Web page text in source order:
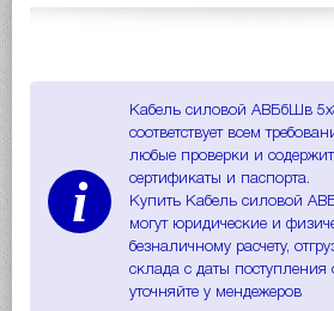
i
Кабель силовой АВБбШв
соответствует всем
любые проверки и
сертификаты и паспорта.
Купить Кабель силовой
могут юридические и
безналичному расчету,
склада с даты поступления
уточняйте у мендежеров